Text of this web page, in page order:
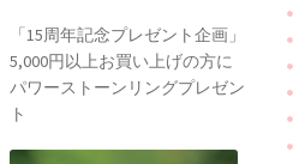
「15周年記念プレゼント企画」
5,000円以上お買い上げの方に
パワーストーンリングプレゼン
ト